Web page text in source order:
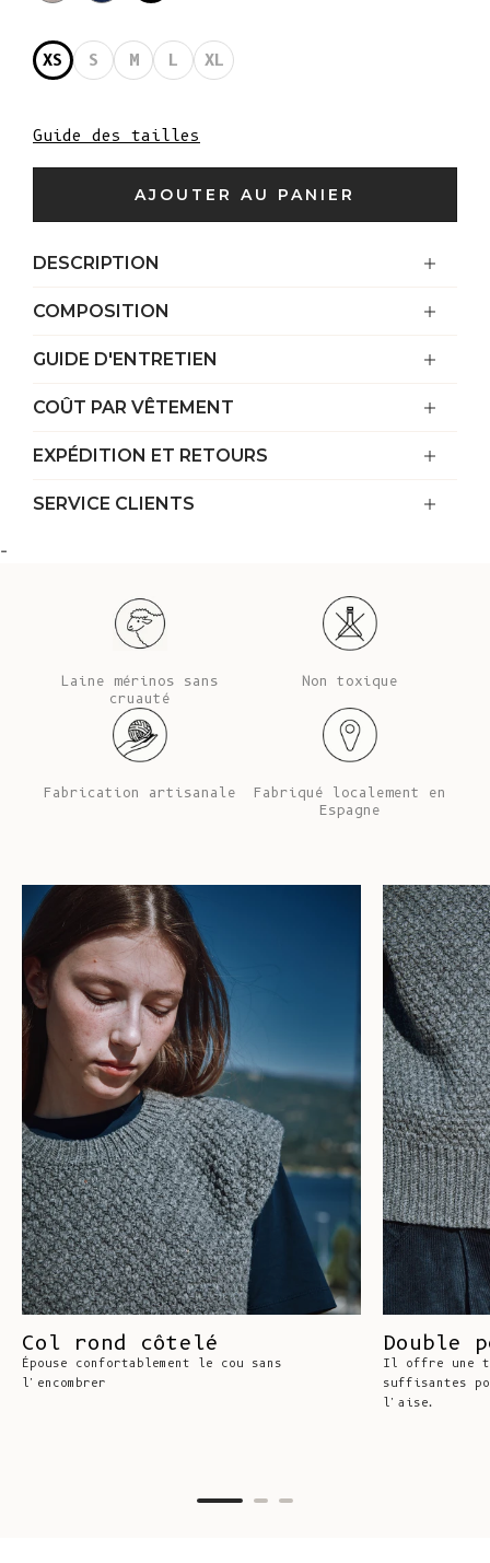
XS S M L XL
Guide des tailles
AJOUTER AU PANIER
DESCRIPTION
COMPOSITION
GUIDE D'ENTRETIEN
COÛT PAR VÊTEMENT
EXPÉDITION ET RETOURS
SERVICE CLIENTS
-
Laine mérinos sans
cruauté
Non toxique
Fabrication artisanale
Fabriqué localement en
Espagne
Col rond côtelé
Épouse confortablement le cou sans
l'encombrer
Double
Il offre une
suffisantes
l'aise.